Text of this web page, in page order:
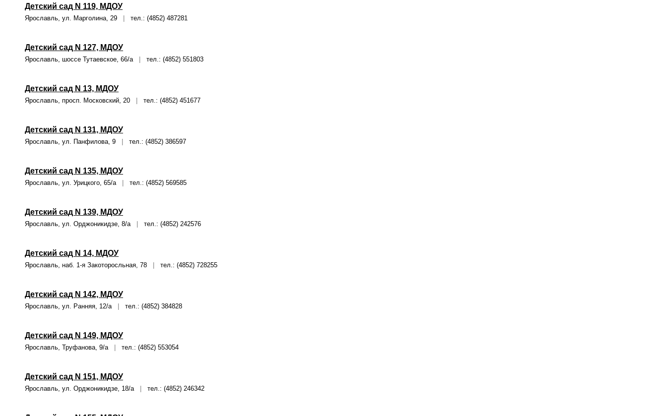
Детский сад N 119, МДОУ
Ярославль, ул. Марголина, 29 тел.: (4852) 487281
Детский сад N 127, МДОУ
Ярославль, шоссе Тутаевское, 66/а тел.: (4852) 551803
Детский сад N 13, МДОУ
Ярославль, просп. Московский, 20 тел.: (4852) 451677
Детский сад N 131, МДОУ
Ярославль, ул. Панфилова, 9 тел.: (4852) 386597
Детский сад N 135, МДОУ
Ярославль, ул. Урицкого, 65/а тел.: (4852) 569585
Детский сад N 139, МДОУ
Ярославль, ул. Орджоникидзе, 8/а тел.: (4852) 242576
Детский сад N 14, МДОУ
Ярославль, наб. 1-я Закоторосльная, 78 тел.: (4852) 728255
Детский сад N 142, МДОУ
Ярославль, ул. Ранняя, 12/а тел.: (4852) 384828
Детский сад N 149, МДОУ
Ярославль, Труфанова, 9/а тел.: (4852) 553054
Детский сад N 151, МДОУ
Ярославль, ул. Орджоникидзе, 18/а тел.: (4852) 246342